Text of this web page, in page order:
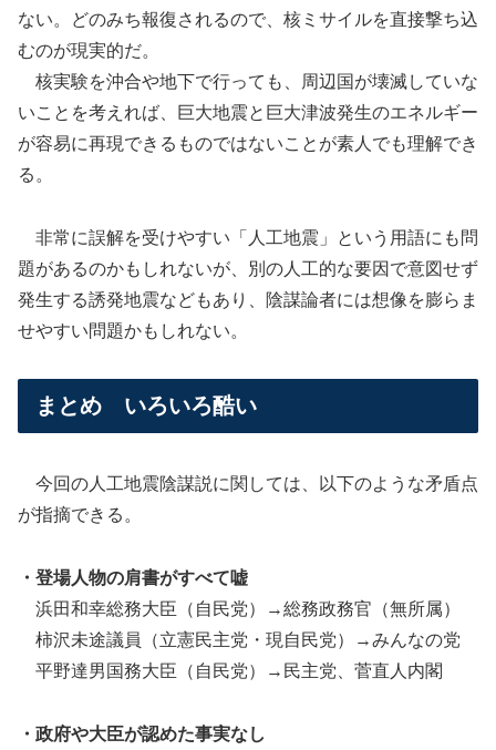
ない。どのみち報復されるので、核ミサイルを直接撃ち込
むのが現実的だ。
核実験を沖合や地下で行っても、周辺国が壊滅していな
いことを考えれば、巨大地震と巨大津波発生のエネルギー
が容易に再現できるものではないことが素人でも理解でき
る。
非常に誤解を受けやすい「人工地震」という用語にも問
題があるのかもしれないが、別の人工的な要因で意図せず
発生する誘発地震などもあり、陰謀論者には想像を膨らま
せやすい問題かもしれない。
まとめ いろいろ酷い
今回の人工地震陰謀説に関しては、以下のような矛盾点
が指摘できる。
・登場人物の肩書がすべて嘘
浜田和幸総務大臣（自民党）→総務政務官（無所属）
柿沢未途議員（立憲民主党・現自民党）→みんなの党
平野達男国務大臣（自民党）→民主党、菅直人内閣
・政府や大臣が認めた事実なし